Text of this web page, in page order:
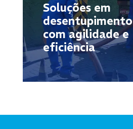
Soluções em
desentupimento
com agilidade e
eficiência